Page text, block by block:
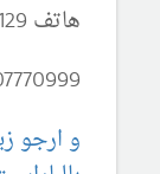
هاتف 23643129
و ارجو